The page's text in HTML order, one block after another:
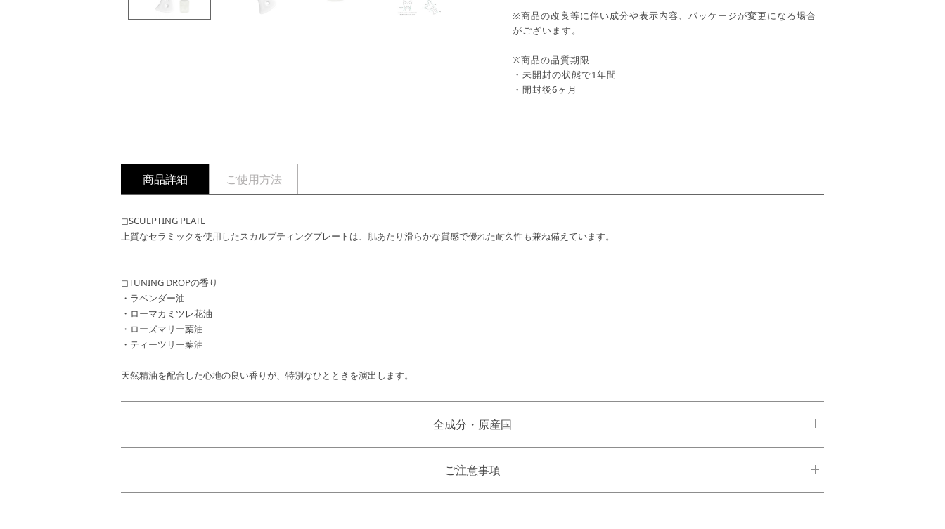
※商品の改良等に伴い成分や表示内容、パッケージが変更になる場合
がございます。
※商品の品質期限
・未開封の状態で1年間
・開封後6ヶ月
商品詳細 ご使用方法
◻︎SCULPTING PLATE
上質なセラミックを使用したスカルプティングプレートは、肌あたり滑らかな質感で優れた耐久性も兼ね備えています。
◻︎TUNING DROPの香り
・ラベンダー油
・ローマカミツレ花油
・ローズマリー葉油
・ティーツリー葉油
天然精油を配合した心地の良い香りが、特別なひとときを演出します。
全成分・原産国
ご注意事項